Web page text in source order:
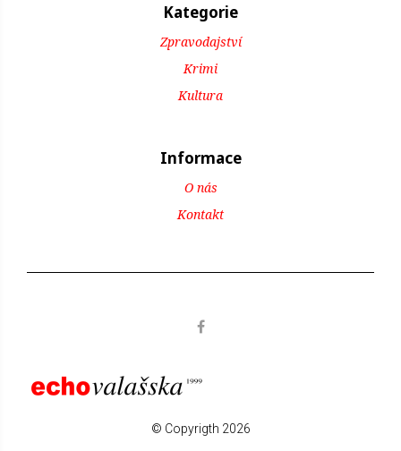
Kategorie
Zpravodajství
Krimi
Kultura
Informace
O nás
Kontakt
© Copyrigth 2026